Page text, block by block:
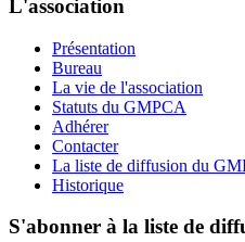
L'association
Présentation
Bureau
La vie de l'association
Statuts du GMPCA
Adhérer
Contacter
La liste de diffusion du
Historique
S'abonner à la liste de